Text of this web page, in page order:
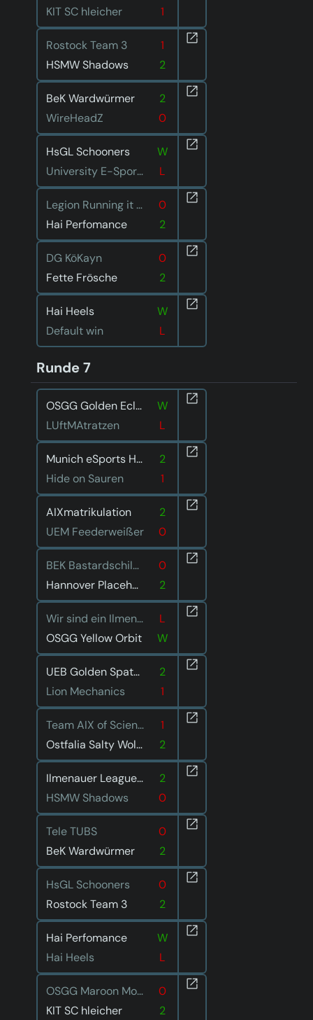
KIT SC hleicher
1
Rostock Team 3
1
HSMW Shadows
2
BeK Wardwürmer
2
WireHeadZ
0
HsGL Schooners
W
University E-Sport Saar 2
L
Legion Running it down
0
Hai Perfomance
2
DG KöKayn
0
Fette Frösche
2
Hai Heels
W
Default win
L
Runde 7
OSGG Golden Eclipse
W
LUftMAtratzen
L
Munich eSports Hungry Hedgehogs
2
Hide on Sauren
1
AIXmatrikulation
2
UEM Feederweißer
0
BEK Bastardschildkröten
0
Hannover Placeholders
2
Wir sind ein Ilmenauer Team
L
OSGG Yellow Orbit
W
UEB Golden Spatuler
2
Lion Mechanics
1
Team AIX of Science
1
Ostfalia Salty Wolves
2
Ilmenauer Leaguen im Liegen
2
HSMW Shadows
0
Tele TUBS
0
BeK Wardwürmer
2
HsGL Schooners
0
Rostock Team 3
2
Hai Perfomance
W
Hai Heels
L
OSGG Maroon Moon
0
KIT SC hleicher
2